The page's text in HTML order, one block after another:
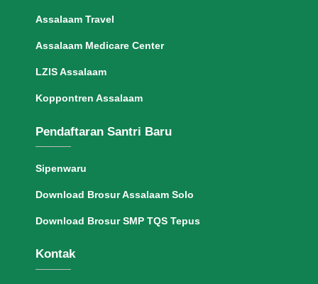
Assalaam Travel
Assalaam Medicare Center
LZIS Assalaam
Koppontren Assalaam
Pendaftaran Santri Baru
Sipenwaru
Download Brosur Assalaam Solo
Download Brosur SMP TQS Tepus
Kontak